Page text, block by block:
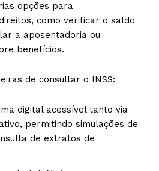
opções para
como verificar o saldo
a aposentadoria ou
benefícios.
de consultar o INSS:
digital acessível tanto via
permitindo simulações de
de extratos de